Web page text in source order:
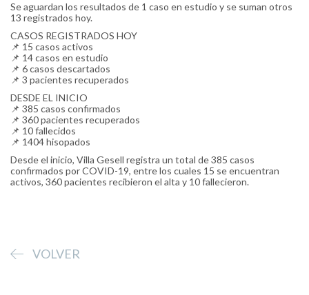
Se aguardan los resultados de 1 caso en estudio y se suman otros
13 registrados hoy.
CASOS REGISTRADOS HOY
📌 15 casos activos
📌 14 casos en estudio
📌 6 casos descartados
📌 3 pacientes recuperados
DESDE EL INICIO
📌 385 casos confirmados
📌 360 pacientes recuperados
📌 10 fallecidos
📌 1404 hisopados
Desde el inicio, Villa Gesell registra un total de 385 casos
confirmados por COVID-19, entre los cuales 15 se encuentran
activos, 360 pacientes recibieron el alta y 10 fallecieron.
VOLVER